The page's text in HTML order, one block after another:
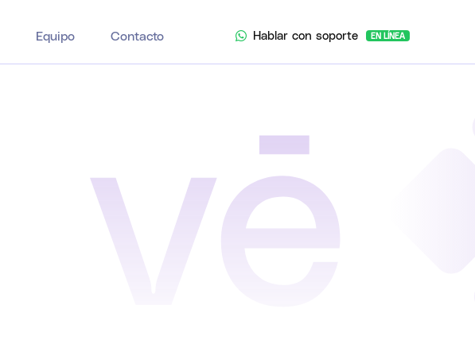
Equipo Contacto Hablar con soporte